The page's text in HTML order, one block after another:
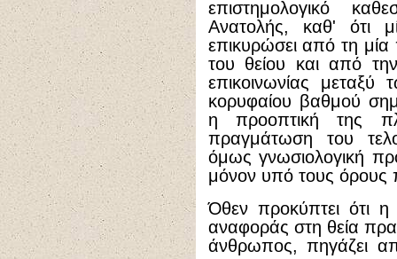
επιστημολογικό
Ανατολής, καθ' ότι
επικυρώσει από τη
του θείου και από
επικοινωνίας
κορυφαίου βαθμού
η προοπτική της
πραγμάτωση του
όμως γνωσιολογική
μόνον υπό τους όρους
Όθεν προκύπτει ότι η
αναφοράς στη θεία
άνθρωπος, πηγάζει